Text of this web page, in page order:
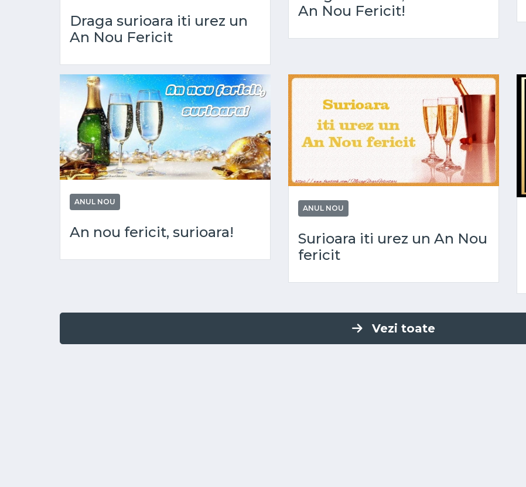
Draga surioara iti urez un
An Nou Fericit
An Nou Fericit!
ANUL NOU
An nou fericit, surioara!
ANUL NOU
Surioara iti urez un An Nou
fericit
Vezi toate